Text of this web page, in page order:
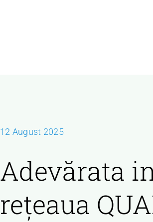
12 August 2025
Adevărata
rețeaua